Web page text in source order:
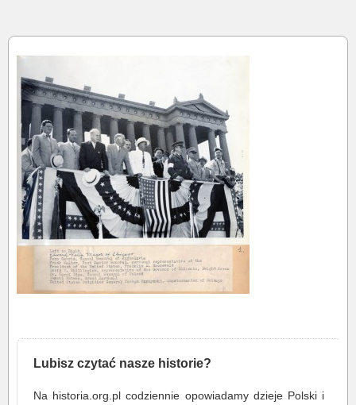
Lubisz czytać nasze historie?
Na historia.org.pl codziennie opowiadamy dzieje Polski i